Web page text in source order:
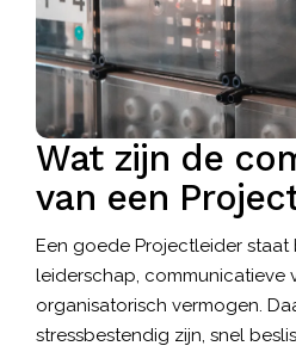
Wat zijn de
van een
Een goede Projectleider staat
leiderschap, communicatieve
organisatorisch vermogen.
stressbestendig zijn, snel